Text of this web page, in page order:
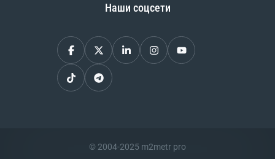
Наши соцсети
© 2004-2025 m2metr pro